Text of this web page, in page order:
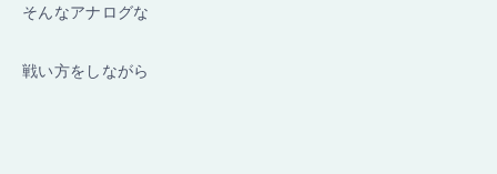
そんなアナログな
戦い方をしながら